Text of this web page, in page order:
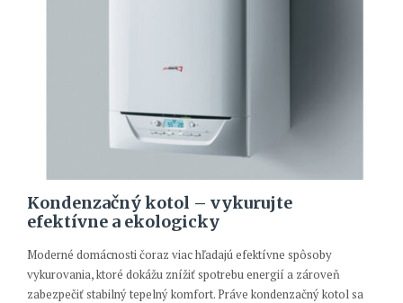
Kondenzačný kotol – vykurujte
efektívne a ekologicky
Moderné domácnosti čoraz viac hľadajú efektívne spôsoby
vykurovania, ktoré dokážu znížiť spotrebu energií a zároveň
zabezpečiť stabilný tepelný komfort. Práve kondenzačný kotol sa